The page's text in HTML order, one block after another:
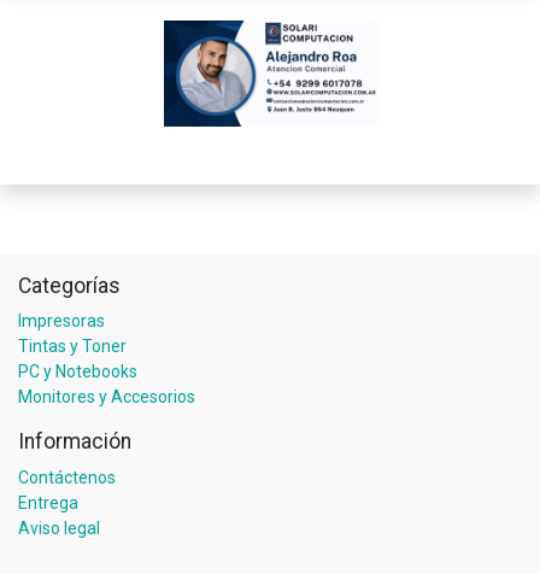
Categorías
Impresoras
Tintas y Toner
PC y Notebooks
Monitores y Accesorios
Información
Contáctenos
Entrega
Aviso legal